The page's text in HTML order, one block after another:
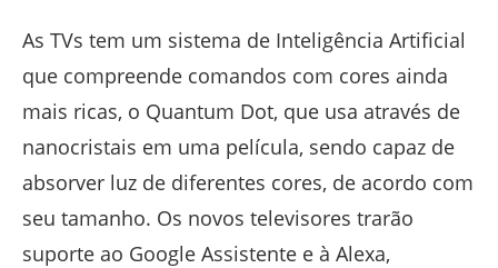
As TVs tem um sistema de Inteligência Artificial
que compreende comandos com cores ainda
mais ricas, o Quantum Dot, que usa através de
nanocristais em uma película, sendo capaz de
absorver luz de diferentes cores, de acordo com
seu tamanho. Os novos televisores trarão
suporte ao Google Assistente e à Alexa,